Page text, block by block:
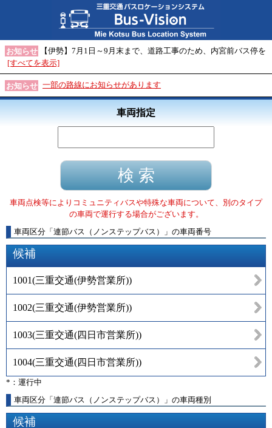
お知らせ
【伊勢】7月1日～9月末まで、道路工事のため、内宮前バス停を
[すべてを表示]
お知らせ 一部の路線にお知らせがあります
車両指定
車両点検等によりコミュニティバスや特殊な車両について、別のタイプ
の車両で運行する場合がございます。
車両区分 「 連節バス（ノンステップバス） 」 の車両番号
候補
1001(三重交通(伊勢営業所))
1002(三重交通(伊勢営業所))
1003(三重交通(四日市営業所))
1004(三重交通(四日市営業所))
*：運行中
車両区分「連節バス（ノンステップバス）」の車両種別
候補